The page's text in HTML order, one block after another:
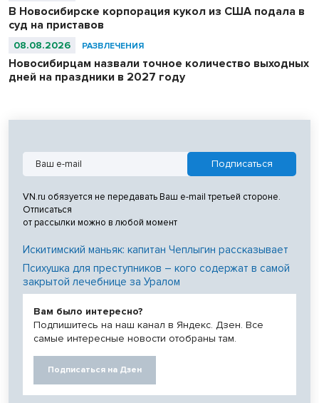
В Новосибирске корпорация кукол из США подала в
суд на приставов
08.08.2026 РАЗВЛЕЧЕНИЯ
Новосибирцам назвали точное количество выходных
дней на праздники в 2027 году
VN.ru обязуется не передавать Ваш e-mail третьей стороне.
Отписаться
от рассылки можно в любой момент
Искитимский маньяк: капитан Чеплыгин рассказывает
Психушка для преступников – кого содержат в самой
закрытой лечебнице за Уралом
Вам было интересно?
Подпишитесь на наш канал в Яндекс. Дзен. Все
самые интересные новости отобраны там.
Подписаться на Дзен